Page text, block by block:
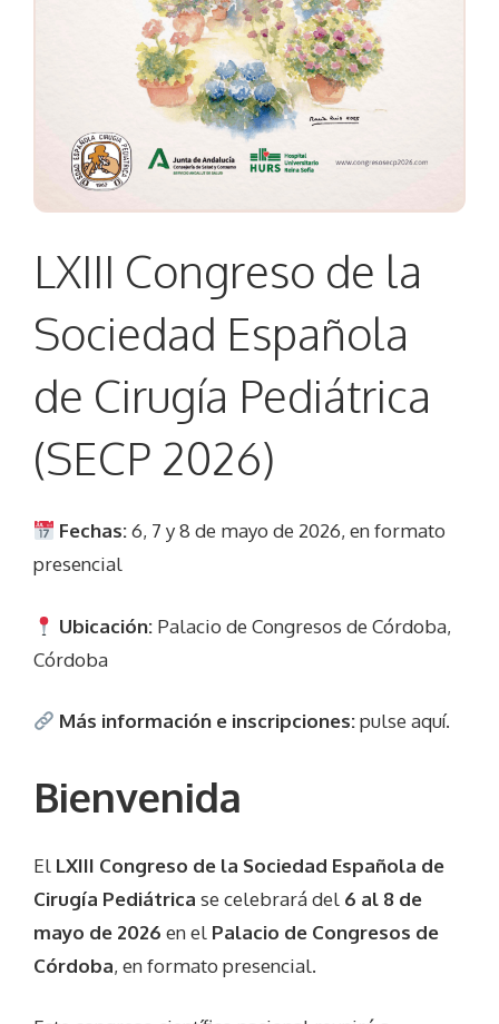
LXIII Congreso de la
Sociedad Española
de Cirugía Pediátrica
(SECP 2026)
Fechas:6, 7 y 8 de mayo de 2026, en formato
presencial
Ubicación: Palacio de Congresos de Córdoba,
Córdoba
Más información e inscripciones: pulse aquí.
Bienvenida
El LXIII Congreso de la Sociedad Española de
Cirugía Pediátrica se celebrará del 6 al 8 de
mayo de 2026 en el Palacio de Congresos de
Córdoba, en formato presencial.